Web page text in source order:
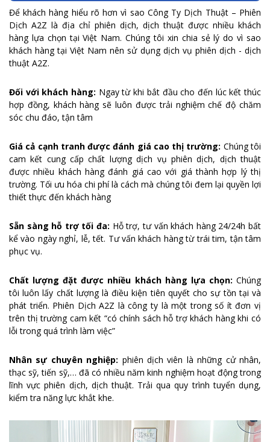
Để khách hàng hiểu rõ hơn vì sao Công Ty Dịch Thuật – Phiên
Dịch A2Z là địa chỉ phiên dịch, dịch thuật được nhiều khách
hàng lựa chọn tại Việt Nam. Chúng tôi xin chia sẻ lý do vì sao
khách hàng tại Việt Nam nên sử dụng dịch vụ phiên dịch - dịch
thuật A2Z.
Đối với khách hàng: Ngay từ khi bắt đầu cho đến lúc kết thúc
hợp đồng, khách hàng sẽ luôn được trải nghiệm chế độ chăm
sóc chu đáo, tận tâm
Giá cả cạnh tranh được đánh giá cao thị trường: Chúng tôi
cam kết cung cấp chất lượng dịch vụ phiên dịch, dịch thuật
được nhiều khách hàng đánh giá cao với giá thành hợp lý thị
trường. Tối ưu hóa chi phí là cách mà chúng tôi đem lại quyền lợi
thiết thực đến khách hàng
Sẵn sàng hỗ trợ tối đa: Hỗ trợ, tư vấn khách hàng 24/24h bất
kể vào ngày nghỉ, lễ, tết. Tư vấn khách hàng từ trái tim, tận tâm
phục vụ.
Chất lượng đặt được nhiều khách hàng lựa chọn: Chúng
tôi luôn lấy chất lượng là điều kiện tiên quyết cho sự tồn tại và
phát triển. Phiên Dịch A2Z là công ty là một trong số ít đơn vị
trên thị trường cam kết “có chính sách hỗ trợ khách hàng khi có
lỗi trong quá trình làm việc”
Nhân sự chuyên nghiệp: phiên dịch viên là những cử nhân,
thạc sỹ, tiến sỹ,… đã có nhiều năm kinh nghiệm hoạt động trong
lĩnh vực phiên dịch, dịch thuật. Trải qua quy trình tuyển dụng,
kiểm tra năng lực khắt khe.